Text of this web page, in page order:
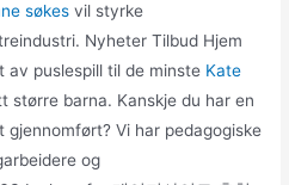
søkes vil styrke
Nyheter Tilbud Hjem
av puslespill til de minste Kate
større barna. Kanskje du har en
gjennomført? Vi har pedagogiske
og